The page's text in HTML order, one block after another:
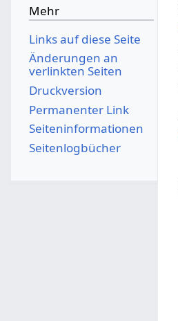
Mehr
Links auf diese Seite
Änderungen an
verlinkten Seiten
Druckversion
Permanenter Link
Seiten­­informationen
Seitenlogbücher